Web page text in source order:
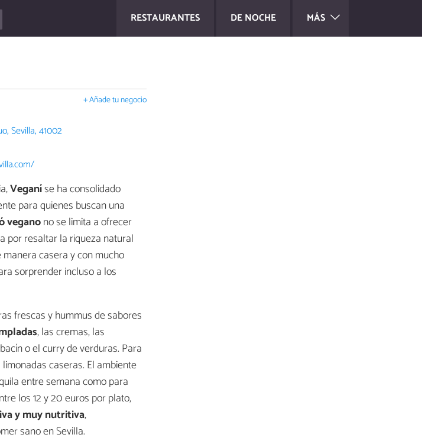
RESTAURANTES DE NOCHE MÁS
+ Añade tu negocio
Sevilla, 41002
Veganíse ha consolidado
para quienes buscan una
veganono se limita a ofrecer
por resaltar la riqueza natural
casera y con mucho
sorprender incluso a los
frescas y hummus de sabores
, las cremas, las
o el curry de verduras. Para
caseras. El ambiente
entre semana como para
los 12 y 20 euros por plato,
y muy nutritiva,
sano en Sevilla.